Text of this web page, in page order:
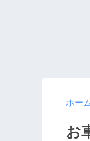
ホー
お